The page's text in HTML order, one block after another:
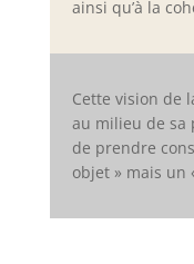
ainsi qu’à la
Cette vision de
au milieu de sa
de prendre
objet » mais un